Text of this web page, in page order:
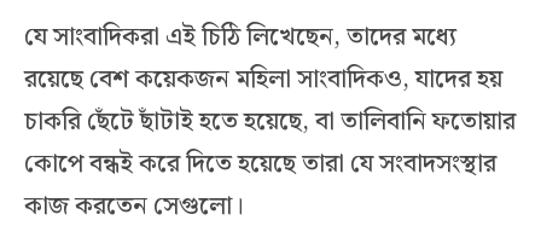
যে সাংবাদিকরা এই চিঠি লিখেছেন, তাদের মধ্যে
রয়েছে বেশ কয়েকজন মহিলা সাংবাদিকও, যাদের হয়
চাকরি ছেঁটে ছাঁটাই হতে হয়েছে, বা তালিবানি ফতোয়ার
কোপে বন্ধই করে দিতে হয়েছে তারা যে সংবাদসংস্থার
কাজ করতেন সেগুলো।